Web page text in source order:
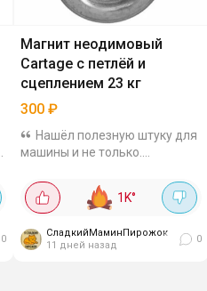
0
Магнит неодимовый
Cartage с петлёй и
сцеплением 23 кг
300 ₽
Нашёл полезную штуку для
машины и не только.
23 кг за 300₽. С петлёй,
диаметр 36 мм. Петля
оторвал магнит, прилепил
магнит,...
1K°
СладкийМаминПирожок
11 дней назад
0